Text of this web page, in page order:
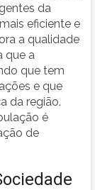
da
eficiente e
a qualidade
que a
que tem
e que
da região.
é
de